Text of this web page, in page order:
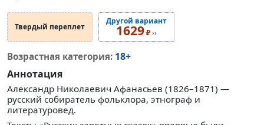
Твердый переплет
Другой вариант
1629₽››
Возрастная категория: 18+
Аннотация
Александр Николаевич Афанасьев (1826–1871) —
русский собиратель фольклора, этнограф и
литературовед.